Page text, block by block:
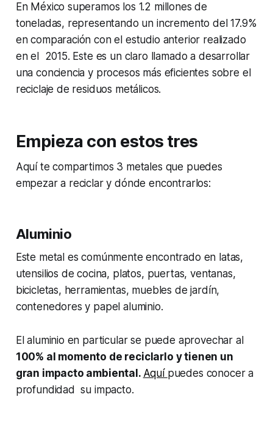
En México superamos los 1.2 millones de
toneladas, representando un incremento del 17.9%
en comparación con el estudio anterior realizado
en el 2015. Este es un claro llamado a desarrollar
una conciencia y procesos más eficientes sobre el
reciclaje de residuos metálicos.
Empieza con estos tres
Aquí te compartimos 3 metales que puedes
empezar a reciclar y dónde encontrarlos:
Aluminio
Este metal es comúnmente encontrado en latas,
utensilios de cocina, platos, puertas, ventanas,
bicicletas, herramientas, muebles de jardín,
contenedores y papel aluminio.
El aluminio en particular se puede aprovechar al
100% al momento de reciclarlo y tienen un
gran impacto ambiental. Aquí puedes conocer a
profundidad su impacto.